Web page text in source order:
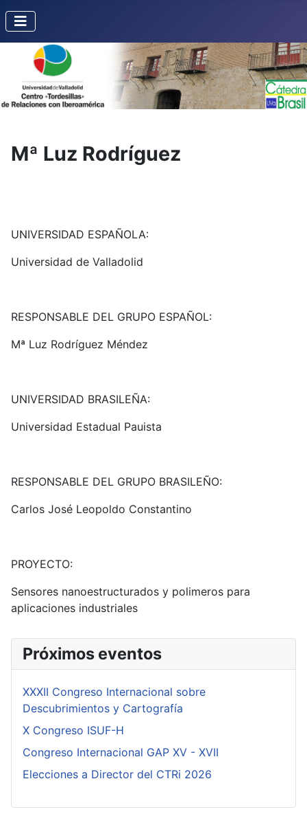
Mª Luz Rodríguez
UNIVERSIDAD ESPAÑOLA:
Universidad de Valladolid
RESPONSABLE DEL GRUPO ESPAÑOL:
Mª Luz Rodríguez Méndez
UNIVERSIDAD BRASILEÑA:
Universidad Estadual Pauista
RESPONSABLE DEL GRUPO BRASILEÑO:
Carlos José Leopoldo Constantino
PROYECTO:
Sensores nanoestructurados y polimeros para
aplicaciones industriales
Próximos eventos
XXXII Congreso Internacional sobre
Descubrimientos y Cartografía
X Congreso ISUF-H
Congreso Internacional GAP XV - XVII
Elecciones a Director del CTRi 2026